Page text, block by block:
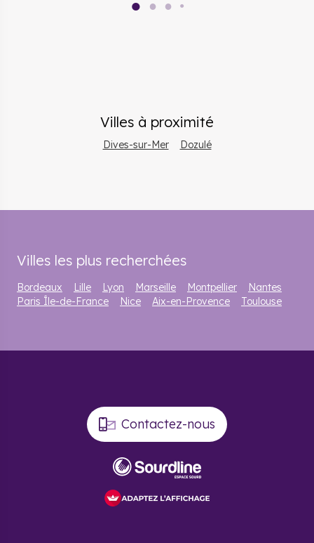
● ● ● ●
Villes à proximité
Dives-sur-Mer Dozulé
Villes les plus recherchées
Bordeaux Lille Lyon Marseille Montpellier
Nantes
Paris Île-de-France
Nice Aix-en-Provence Toulouse
Contactez-nous